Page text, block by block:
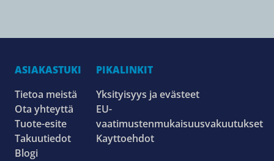
ASIAKASTUKI
Tietoa meistä
Ota yhteyttä
Tuote-esite
Takuutiedot
Blogi
PIKALINKIT
Yksityisyys ja evästeet
EU-
vaatimustenmukaisuusvakuutukset
Kayttoehdot